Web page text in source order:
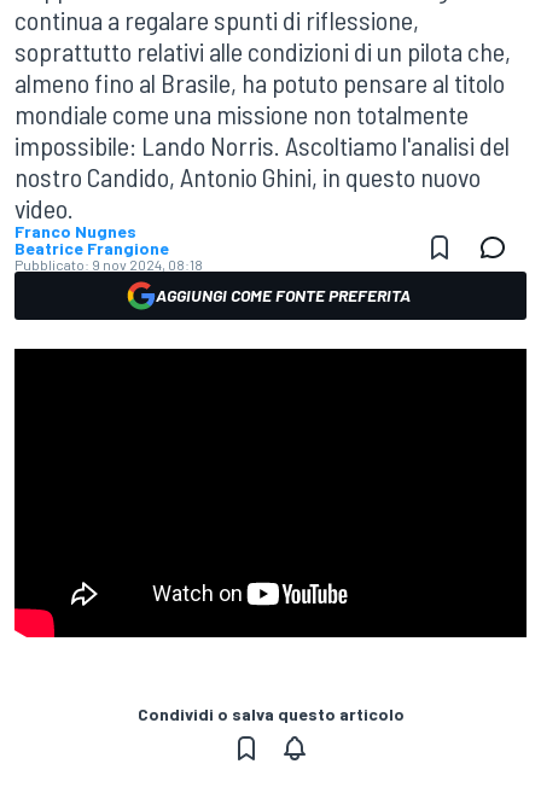
continua a regalare spunti di riflessione,
soprattutto relativi alle condizioni di un pilota che,
almeno fino al Brasile, ha potuto pensare al titolo
mondiale come una missione non totalmente
impossibile: Lando Norris. Ascoltiamo l'analisi del
nostro Candido, Antonio Ghini, in questo nuovo
video.
Franco Nugnes
Beatrice Frangione
Pubblicato: 9 nov 2024, 08:18
AGGIUNGI COME FONTE PREFERITA
Condividi o salva questo articolo